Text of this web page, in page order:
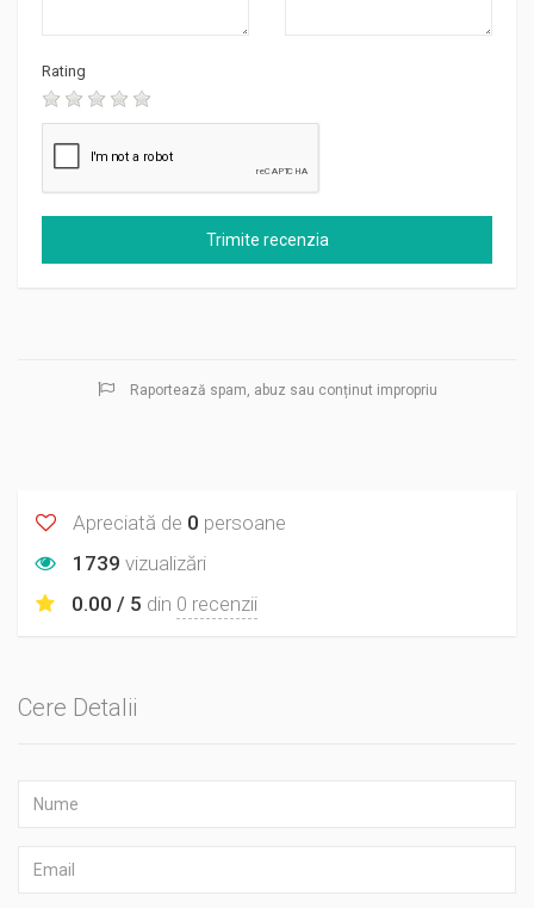
Rating
Raportează spam, abuz sau conținut impropriu
Apreciată de 0 persoane
1739 vizualizări
0.00 / 5 din 0 recenzii
Cere Detalii